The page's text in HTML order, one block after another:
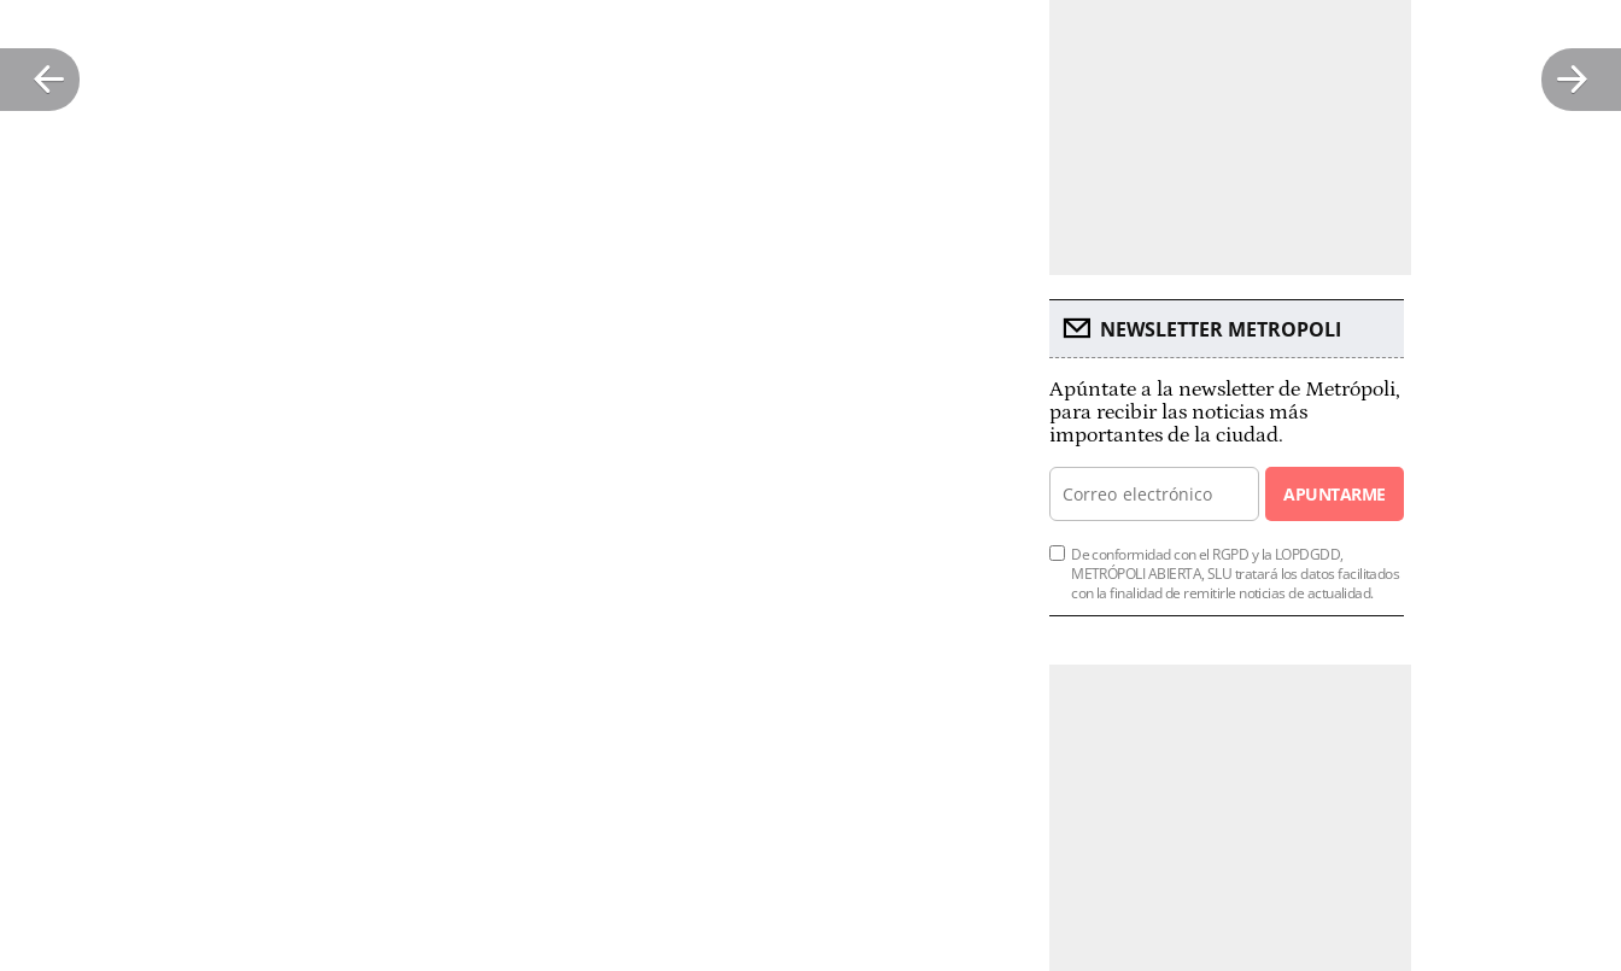
NEWSLETTER METROPOLI
Apúntate a la newsletter de Metrópoli,
para recibir las noticias más
importantes de la ciudad.
APUNTARME
De conformidad con el RGPD y la LOPDGDD,
METRÓPOLI ABIERTA, SLU tratará los datos facilitados
con la finalidad de remitirle noticias de actualidad.